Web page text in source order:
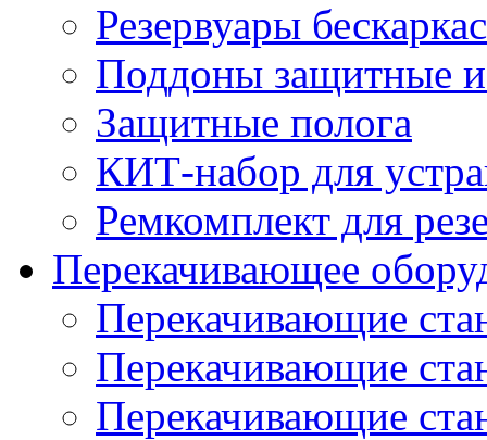
Резервуары
Поддоны защитные
Защитные полога
КИТ-набор для
Ремкомплект для
Перекачивающее
Перекачивающие
Перекачивающие
Перекачивающие